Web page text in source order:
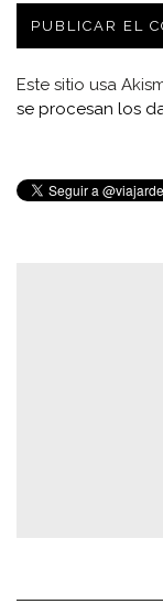
Este sitio usa
se procesan los